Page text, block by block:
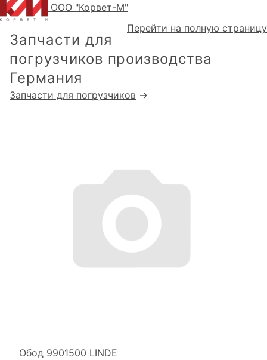
ООО "Корвет-М"
Перейти на полную страницу
Запчасти для
погрузчиков производства
Германия
Запчасти для погрузчиков →
Обод 9901500 LINDE